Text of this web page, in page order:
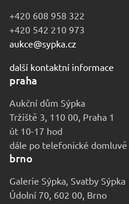
+420 608 958 322
+420 542 210 973
aukce@sypka.cz
další kontaktní informace
praha
Aukční dům Sýpka
Tržiště 3, 110 00, Praha 1
út 10-17 hod
dále po telefonické domluvě
brno
Galerie Sýpka, Svatby Sýpka
Údolní 70, 602 00, Brno